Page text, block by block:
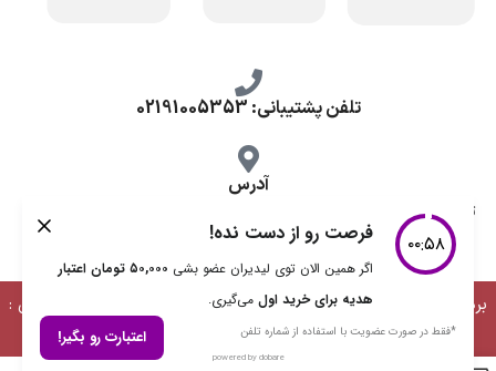
تلفن پشتیبانی: 02191005353
آدرس
تهران، طرشت شمالی، خ محمد حسینی، کوچه گلناز شرقی، پلاک 10.
برداشت مطالب با ذکر منبع بلامانع است | طراحی، توسعه و پشتیبانی :
دیمن ارتباط